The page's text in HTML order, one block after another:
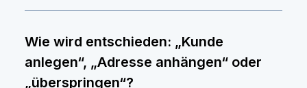
Wie wird entschieden: „Kunde
anlegen“, „Adresse anhängen“ oder
„überspringen“?